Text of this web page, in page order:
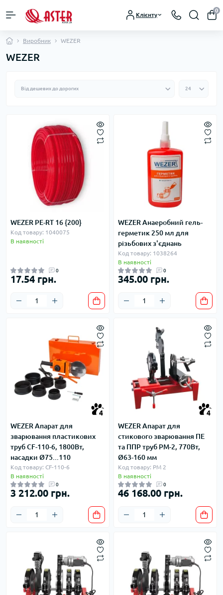
Клієнту
0
Виробник WEZER
WEZER
WEZER PE-RT 16 {200}
Код товару: 1040075
В наявності
0
17.54 грн.
WEZER Анаеробний гель-
герметик 250 мл для
різьбових з'єднань
Код товару: 1038264
В наявності
0
345.00 грн.
4
WEZER Апарат для
зварювання пластикових
труб CF-110-6, 1800Вт,
насадки Ø75...110
Код товару: CF-110-6
В наявності
0
3 212.00 грн.
4
WEZER Апарат для
стикового зварювання ПЕ
та ППР труб РМ-2, 770Вт,
Ø63-160 мм
Код товару: PM 2
В наявності
0
46 168.00 грн.